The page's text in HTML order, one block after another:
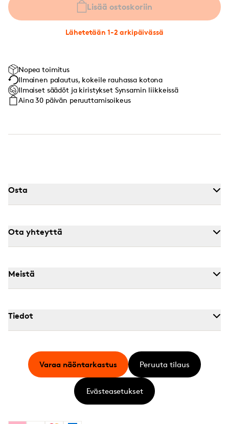
Lisää ostoskoriin
Lähetetään 1-2 arkipäivässä
Nopea toimitus
Ilmainen palautus, kokeile rauhassa kotona
Ilmaiset säädöt ja kiristykset Synsamin liikkeissä
Aina 30 päivän peruuttamisoikeus
Osta
Ota yhteyttä
Meistä
Tiedot
Varaa näöntarkastus Peruuta tilaus
Evästeasetukset